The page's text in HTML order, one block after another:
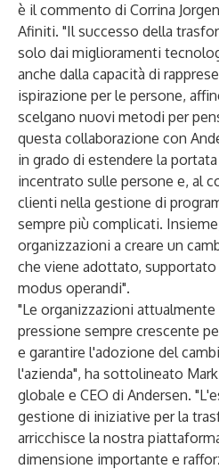
è il commento di Corrina
Afiniti. "Il successo della
solo dai miglioramenti
anche dalla capacità di
ispirazione per le persone,
scelgano nuovi metodi per
questa collaborazione con
in grado di estendere la
incentrato sulle persone e, al
clienti nella gestione di
sempre più complicati.
organizzazioni a creare un
che viene adottato,
modus operandi".
"Le organizzazioni
pressione sempre crescente
e garantire l'adozione del
l'azienda", ha sottolineato
globale e CEO di Andersen.
gestione di iniziative per la
arricchisce la nostra
dimensione importante e